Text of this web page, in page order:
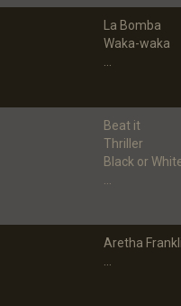
La Bomba
Waka-waka
Beat it
Thriller
Black or
Aretha